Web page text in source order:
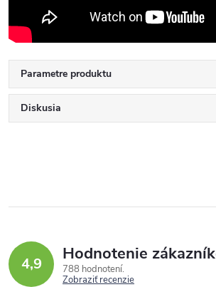
Parametre produktu
Diskusia
4,9 Hodnotenie
788 hodnotení
Zobraziť recenzie